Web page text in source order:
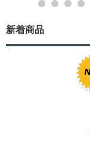
新着商品